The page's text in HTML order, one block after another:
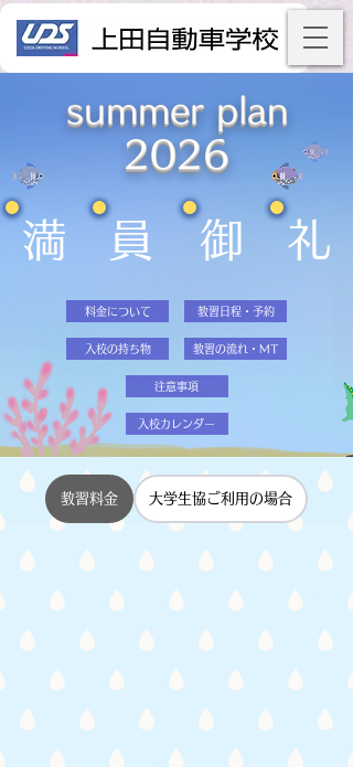
summer plan
2026
満 員 御 礼
料金について
入校の持ち物
教習日程・予約
教習の流れ・MT
注意事項
入校カレンダー
教習料金 大学生協ご利用の場合